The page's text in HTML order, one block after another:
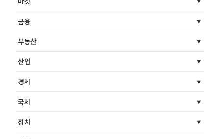
금융
부동산
산업
경제
국제
정치